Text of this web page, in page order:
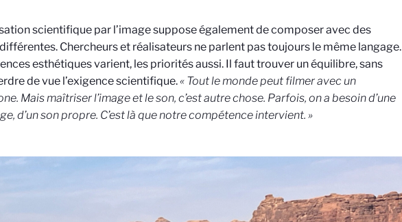
scientifique par l’image suppose également de composer avec des
Chercheurs et réalisateurs ne parlent pas toujours le même langage.
esthétiques varient, les priorités aussi. Il faut trouver un équilibre, sans
de vue l’exigence scientifique.« Tout le monde peut filmer avec un
Mais maîtriser l’image et le son, c’est autre chose. Parfois, on a besoin d’une
d’un son propre. C’est là que notre compétence intervient. »